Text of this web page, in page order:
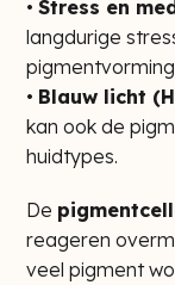
• Stress en
langdurige
• Blauw licht
kan ook de
huidtypes.
De
reageren
veel pigment